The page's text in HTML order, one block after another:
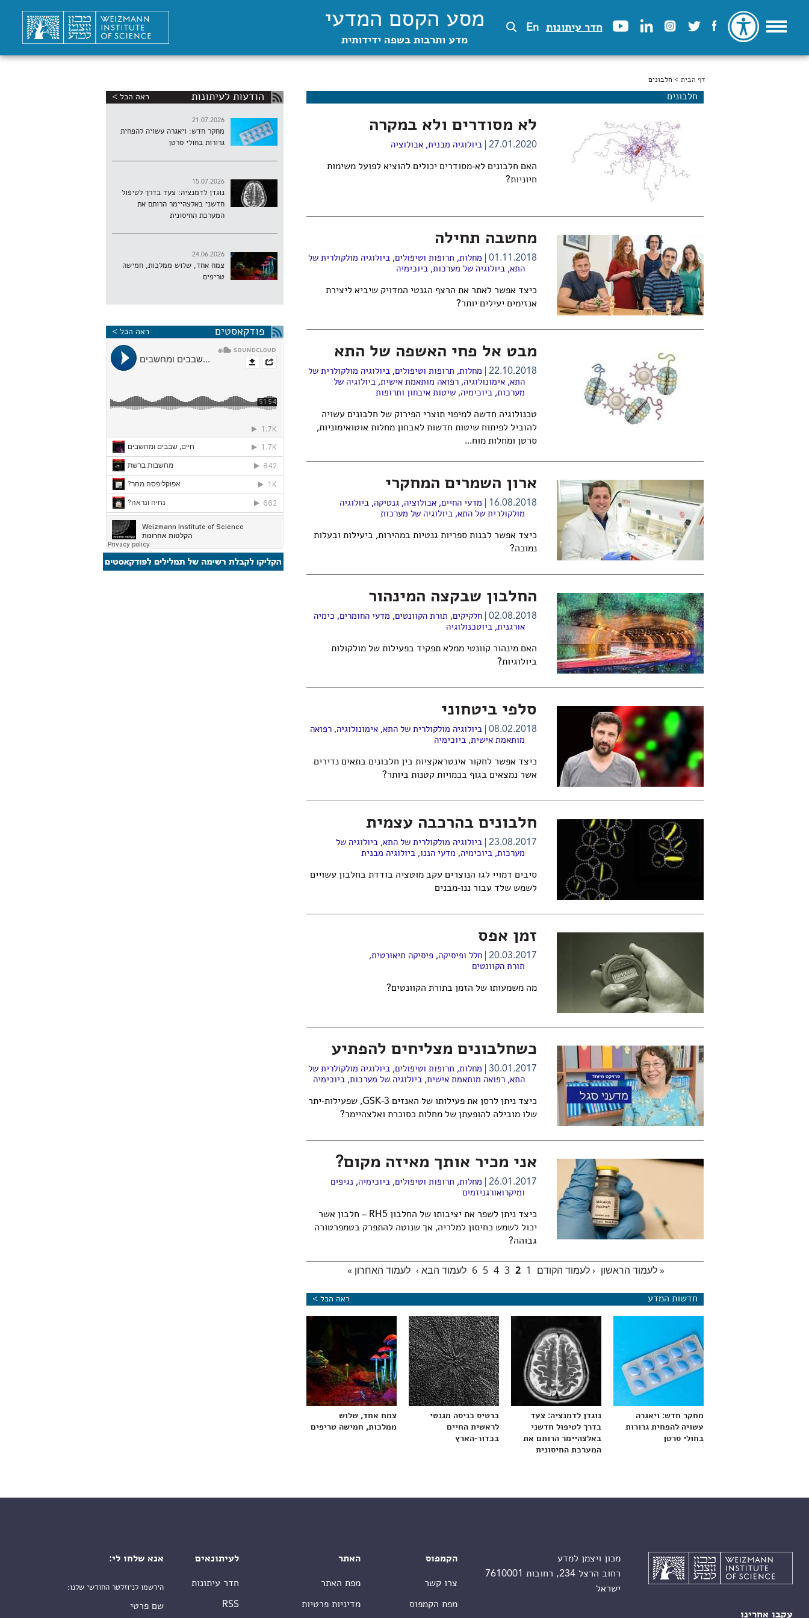
חדר עיתונות En מסע הקסם המדעי
מדע ותרבות בשפה ידידותית
הינך נמצא כאן
דף הבית > חלבונים
חלבונים
לא מסודרים ולא במקרה
27.01.2020 ביולוגיה מבנית,אבולוציה
האם חלבונים לא-מסודרים יכולים להוציא לפועל משימות
חיוניות?
מחשבה תחילה
01.11.2018 מחלות, תרופות וטיפולים,ביולוגיה מולקולרית של
התא,ביולוגיה של מערכות,ביוכימיה
כיצד אפשר לאתר את הרצף הגנטי המדויק שיביא ליצירת
אנזימים יעילים יותר?
מבט אל פחי האשפה של התא
22.10.2018 מחלות, תרופות וטיפולים,ביולוגיה מולקולרית של
התא,אימונולוגיה,רפואה מותאמת אישית,ביולוגיה של
מערכות,ביוכימיה,שיטות איבחון ותרופות
טכנולוגיה חדשה למיפוי תוצרי הפירוק של חלבונים עשויה
להוביל לפיתוח שיטות חדשות לאבחון מחלות אוטואימוניות,
סרטן ומחלות מוח...
ארון השמרים המחקרי
16.08.2018 מדעי החיים,אבולוציה,גנטיקה,ביולוגיה
מולקולרית של התא,ביולוגיה של מערכות
כיצד אפשר לבנות ספריות גנטיות במהירות, ביעילות ובעלות
נמוכה?
החלבון שבקצה המינהור
02.08.2018 חלקיקים, תורת הקוונטים, מדעי החומרים, כימיה
אורגנית,ביוטכנולוגיה
האם מינהור קוונטי ממלא תפקיד בפעילות של מולקולות
ביולוגיות?
סלפי ביטחוני
08.02.2018 ביולוגיה מולקולרית של התא,אימונולוגיה,רפואה
מותאמת אישית,ביוכימיה
כיצד אפשר לחקור אינטראקציות בין חלבונים בתאים נדירים
אשר נמצאים בגוף בכמויות קטנות ביותר?
חלבונים בהרכבה עצמית
23.08.2017 ביולוגיה מולקולרית של התא,ביולוגיה של
מערכות,ביוכימיה, מדעי הננו,ביולוגיה מבנית
סיבים דמויי לגו הנוצרים עקב מוטציה בודדת בחלבון עשויים
לשמש שלד עבור ננו-מבנים
זמן אפס
20.03.2017 חלל ופיסיקה, פיסיקה תיאורטית,
תורת הקוונטים
מה משמעותו של הזמן בתורת הקוונטים?
כשחלבונים מצליחים להפתיע
30.01.2017 מחלות, תרופות וטיפולים,ביולוגיה מולקולרית של
התא,רפואה מותאמת אישית,ביולוגיה של מערכות,ביוכימיה
כיצד ניתן לרסן את פעילותו של האנזים 3-GSK, שפעילות-יתר
שלו מובילה להופעתן של מחלות כסוכרת ואלצהיימר?
אני מכיר אותך מאיזה מקום?
26.01.2017 מחלות, תרופות וטיפולים,ביוכימיה, נגיפים
ומיקרואורגניזמים
כיצד ניתן לשפר את יציבותו של החלבון RH5 – חלבון אשר
יכול לשמש כחיסון למלריה, אך שנוטה להתפרק בטמפרטורה
גבוהה?
« לעמוד הראשון ‹ לעמוד הקודם 1
2
3
4
5
6 לעמוד הבא › לעמוד האחרון »
חדשות המדע ראה הכל >
מחקר חדש: ויאגרה
עשויה להפחית גרורות
בחולי סרטן
נוגדן לדמנציה: צעד
בדרך לטיפול חדשני
באלצהיימר הרותם את
המערכת החיסונית
כרטיס כניסה מגנטי
לראשית החיים
בכדור-הארץ
צמח אחד, שלוש
ממלכות, חמישה טריפים
הודעות לעיתונות ראה הכל >
21.07.2026
מחקר חדש: ויאגרה עשויה להפחית
גרורות בחולי סרטן
15.07.2026
נוגדן לדמנציה: צעד בדרך לטיפול
חדשני באלצהיימר הרותם את
המערכת החיסונית
24.06.2026
צמח אחד, שלוש ממלכות, חמישה
טריפים
פודקאסטים ראה הכל >
עקבו אחרינו
מכון ויצמן למדע
רחוב הרצל 234, רחובות 7610001
ישראל
הקמפוס
צרו קשר
מפת הקמפוס
האתר
מפת האתר
מדיניות פרטיות
לעיתונאים
חדר עיתונות
RSS
אנא שלחו לי:
הירשמו לניוזלטר החודשי שלנו: